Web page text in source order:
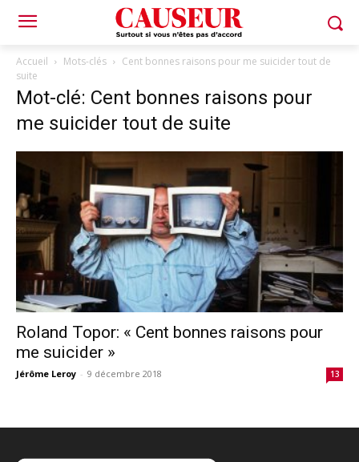
Accueil Mots-clés
Cent bonnes raisons pour me suicider tout de
suite
Mot-clé: Cent bonnes raisons pour
me suicider tout de suite
Roland Topor: « Cent bonnes raisons pour
me suicider »
Jérôme Leroy - 9 décembre 2018 13